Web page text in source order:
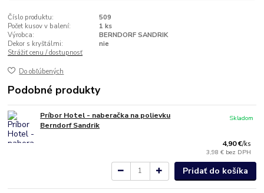
Číslo produktu:
509
Počet kusov v balení:
1 ks
Výrobca:
BERNDORF SANDRIK
Dekor s kryštálmi:
nie
Strážiť cenu / dostupnosť
Do obľúbených
Podobné produkty
Príbor Hotel - naberačka na polievku
Berndorf Sandrik
4,90 €/ks
3,98 € bez DPH
Skladom
Pridať do košíka